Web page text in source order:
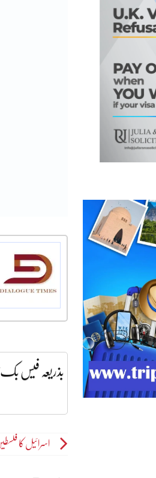
بذریعہ فیس بک
Postاسرائیل کا فلسطین پر ایک